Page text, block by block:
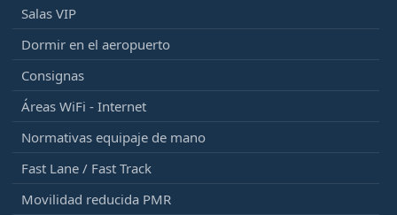
Salas VIP
Dormir en el aeropuerto
Consignas
Áreas WiFi - Internet
Normativas equipaje de mano
Fast Lane / Fast Track
Movilidad reducida PMR